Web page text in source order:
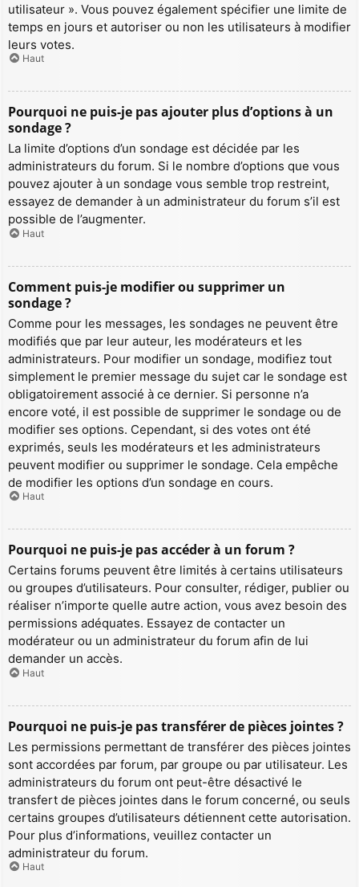
utilisateur ». Vous pouvez également spécifier une limite de
temps en jours et autoriser ou non les utilisateurs à modifier
leurs votes.
Haut
Pourquoi ne puis-je pas ajouter plus d’options à un
sondage ?
La limite d’options d’un sondage est décidée par les
administrateurs du forum. Si le nombre d’options que vous
pouvez ajouter à un sondage vous semble trop restreint,
essayez de demander à un administrateur du forum s’il est
possible de l’augmenter.
Haut
Comment puis-je modifier ou supprimer un
sondage ?
Comme pour les messages, les sondages ne peuvent être
modifiés que par leur auteur, les modérateurs et les
administrateurs. Pour modifier un sondage, modifiez tout
simplement le premier message du sujet car le sondage est
obligatoirement associé à ce dernier. Si personne n’a
encore voté, il est possible de supprimer le sondage ou de
modifier ses options. Cependant, si des votes ont été
exprimés, seuls les modérateurs et les administrateurs
peuvent modifier ou supprimer le sondage. Cela empêche
de modifier les options d’un sondage en cours.
Haut
Pourquoi ne puis-je pas accéder à un forum ?
Certains forums peuvent être limités à certains utilisateurs
ou groupes d’utilisateurs. Pour consulter, rédiger, publier ou
réaliser n’importe quelle autre action, vous avez besoin des
permissions adéquates. Essayez de contacter un
modérateur ou un administrateur du forum afin de lui
demander un accès.
Haut
Pourquoi ne puis-je pas transférer de pièces jointes ?
Les permissions permettant de transférer des pièces jointes
sont accordées par forum, par groupe ou par utilisateur. Les
administrateurs du forum ont peut-être désactivé le
transfert de pièces jointes dans le forum concerné, ou seuls
certains groupes d’utilisateurs détiennent cette autorisation.
Pour plus d’informations, veuillez contacter un
administrateur du forum.
Haut